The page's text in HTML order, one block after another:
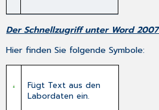
Der Schnellzugriff unter Word
Hier finden Sie folgende Symbole:
Fügt Text aus den
Labordaten ein.